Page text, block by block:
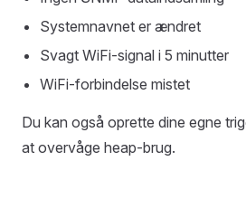
Systemnavnet er ændret
Svagt WiFi-signal i 5 minutter
WiFi-forbindelse mistet
Du kan også oprette dine egne
at overvåge heap-brug.